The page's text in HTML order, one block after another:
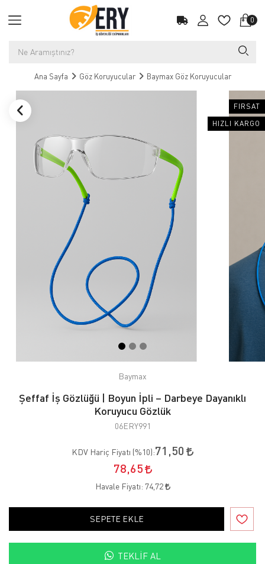
0
Ana Sayfa Göz Koruyucular Baymax Göz Koruyucular
FIRSAT
HIZLI KARGO
Baymax
Şeffaf İş Gözlüğü | Boyun İpli – Darbeye Dayanıklı
Koruyucu Gözlük
06ERY991
KDV Hariç Fiyatı (%10):71,50
78,65
Havale Fiyatı: 74,72
SEPETE EKLE
TEKLIF AL